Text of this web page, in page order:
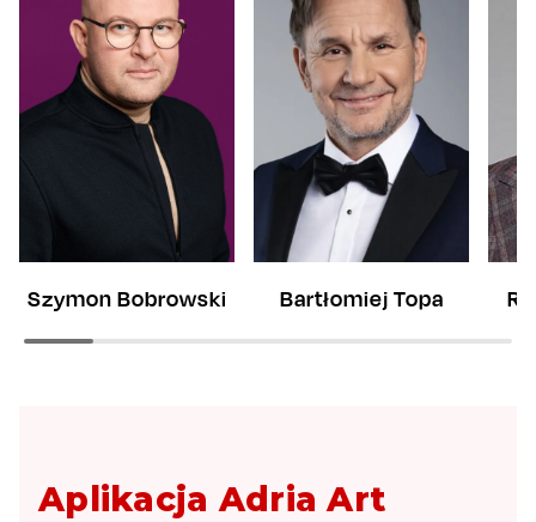
Szymon Bobrowski Bartłomiej Topa
Aplikacja Adria Art